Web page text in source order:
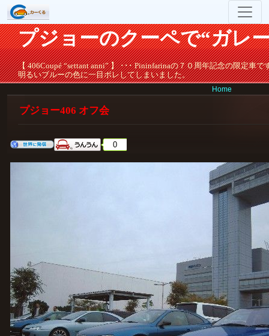
プジョーのクーペで“ガレ
【 406Coupé “settant anni” 】 ･･･ Pininfarinaの７０周年記念の限定車で
明るいブルーの色に一目ボレしてしまいました。
Home
プジョー406 オフ会
0